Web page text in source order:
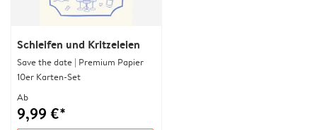
Schleifen und Kritzeleien
Save the date | Premium Papier
10er Karten-Set
Ab
9,99 €*